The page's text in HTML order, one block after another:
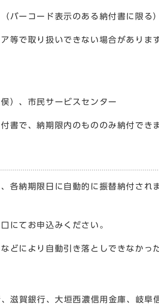
バーコード表示のある納付書に限る
で取り扱いできない場合がありま
）、市民サービスセンター
で、納期限内のもののみ納付でき
納期限日に自動的に振替納付され
にてお申込みください。
により自動引き落としできなかっ
賀銀行、大垣西濃信用金庫、岐阜